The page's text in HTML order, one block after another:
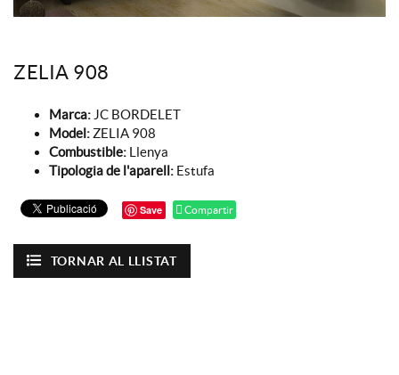
ZELIA 908
Marca: JC BORDELET
Model: ZELIA 908
Combustible: Llenya
Tipologia de l'aparell: Estufa
Save Compartir
TORNAR AL LLISTAT